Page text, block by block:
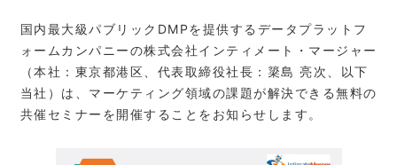
国内最大級パブリックDMPを提供するデータプラットフ
ォームカンパニーの株式会社インティメート・マージャー
（本社：東京都港区、代表取締役社長：簗島 亮次、以下
当社）は、マーケティング領域の課題が解決できる無料の
共催セミナーを開催することをお知らせします。